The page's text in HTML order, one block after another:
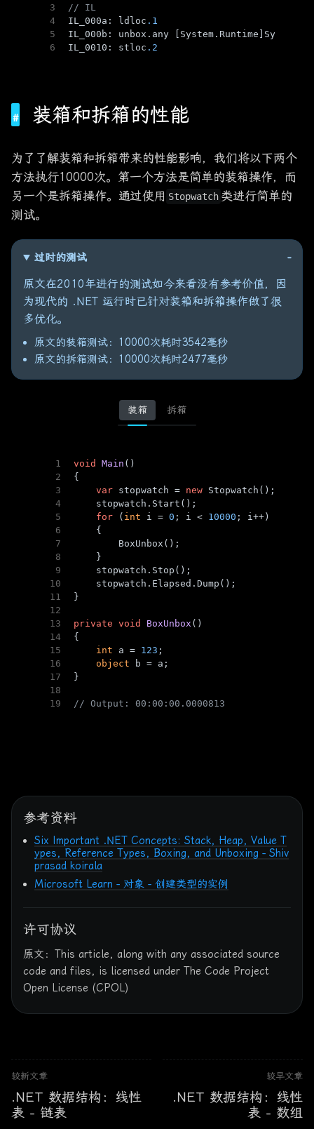
3
4
5
6
// IL
IL_000a: ldloc .1
IL_000b: unbox.any
IL_0010: stloc .2
装箱和拆箱的性能
为了了解装箱和拆箱带来的性能影响，我们将以下两个
方法执行10000次。第一个方法是简单的装箱操作，而
另一个是拆箱操作。通过使用 Stopwatch 类进行简单的
测试。
过时的测试
原文在2010年进行的测试如今来看没有参考价值，因
为现代的 .NET 运行时已针对装箱和拆箱操作做了很
多优化。
原文的装箱测试：10000次耗时3542毫秒
原文的拆箱测试：10000次耗时2477毫秒
装箱 拆箱
1
2
3
4
5
6
7
8
9
10
11
12
13
14
15
16
17
18
19
void Main ()
{
var stopwatch = new Stopwatch();
    stopwatch.Start();
for ( int i = 0 ; i < 10000 ; i++)
    {
        BoxUnbox();
    }
    stopwatch.Stop();
    stopwatch.Elapsed.Dump();
}
private void BoxUnbox ()
{
int a = 123 ;
object b = a;
}
// Output: 00:00:00.0000813
3
5
8
10
13
16
17
18
var stopwatch = new Stopwatch();
    {
        SimpleVariableAssignment();
    }
    stopwatch.Elapsed.Dump();
private
object a = 123;
int b = (int)a;
参考资料
Six Important .NET Concepts: Stack, Heap, Value T
ypes, Reference Types, Boxing, and Unboxing - Shiv
prasad koirala
Microsoft Learn - 对象 - 创建类型的实例
许可协议
原文：This article, along with any associated source
code and files, is licensed under The Code Project
Open License (CPOL)
较新文章
.NET 数据结构：线性
表 - 链表
较早文章
.NET 数据结构：线性
表 - 数组